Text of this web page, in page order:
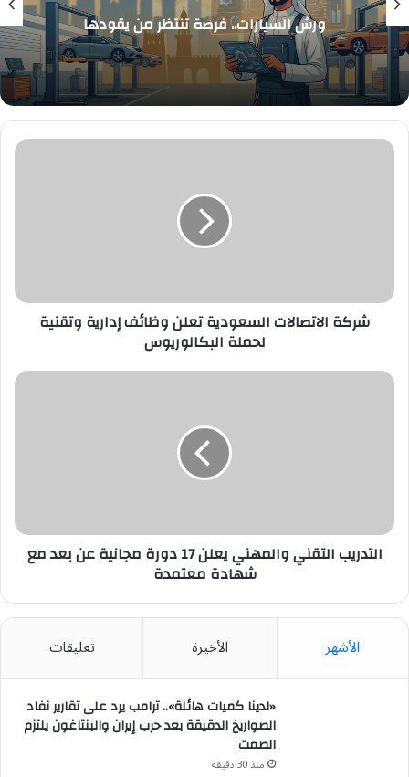
ورش السيارات.. فرصة تنتظر من يقودها
شركة
البكالوريوس
شركة الاتصالات السعودية تعلن وظائف إدارية وتقنية
لحملة البكالوريوس
التدريب
بعد
التدريب التقني والمهني يعلن 17 دورة مجانية عن بعد مع
شهادة معتمدة
الأشهر الأخيرة تعليقات
«لدينا كميات هائلة».. ترامب يرد على تقارير نفاد
الصواريخ الدقيقة بعد حرب إيران والبنتاغون يلتزم
الصمت
منذ 30 دقيقة